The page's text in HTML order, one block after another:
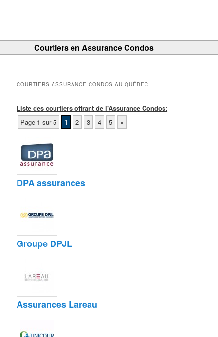
Courtiers en Assurance Condos
COURTIERS ASSURANCE CONDOS AU QUÉBEC
Liste des courtiers offrant de l'Assurance Condos:
Page 1 sur 5
1 2 3 4 5 »
DPA assurances
Groupe DPJL
Assurances Lareau